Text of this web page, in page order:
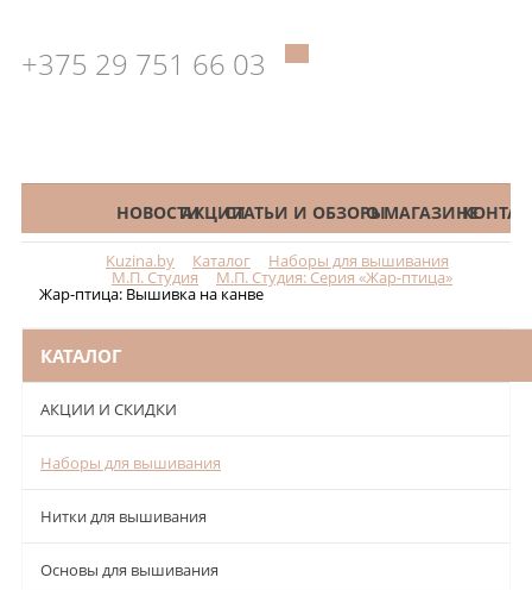
+375 29 751 66 03
КАТАЛОГНОВОСТИАКЦИИСТАТЬИ И ОБЗОРЫО МАГАЗИНЕ
Kuzina.by Каталог Наборы для вышивания
М.П. Студия М.П. Студия: Серия «Жар-птица»
Жар-птица: Вышивка на канве
КАТАЛОГ
АКЦИИ И СКИДКИ
Наборы для вышивания
Нитки для вышивания
Основы для вышивания